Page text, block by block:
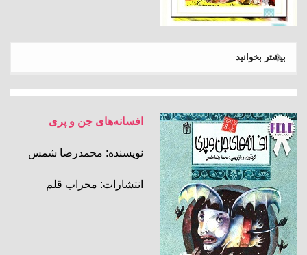
بیشتر بخوانید
افسانه‌های جن و پری
نویسنده: محمدرضا شمس
انتشارات: محراب قلم